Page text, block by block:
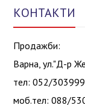
КОНТАКТИ
Продажби:
Варна, ул."Д-р
тел: 052/303999
моб.тел: 088/